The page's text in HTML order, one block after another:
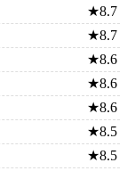
★8.7
★8.7
★8.6
★8.6
★8.6
★8.5
★8.5